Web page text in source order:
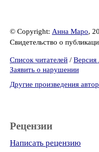
© Copyright: Анна Маро,
Свидетельство о
Список читателей / Версия
Заявить о нарушении
Другие произведения
Рецензии
Написать рецензию